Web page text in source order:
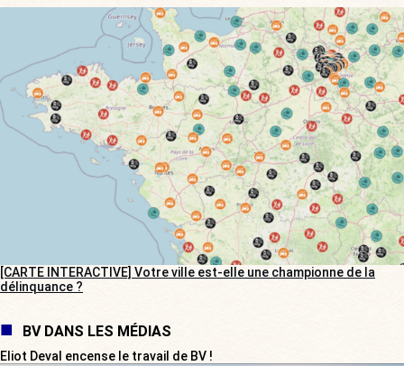
[CARTE INTERACTIVE] Votre ville est-elle une championne de la
délinquance ?
BV DANS LES MÉDIAS
Eliot Deval encense le travail de BV !